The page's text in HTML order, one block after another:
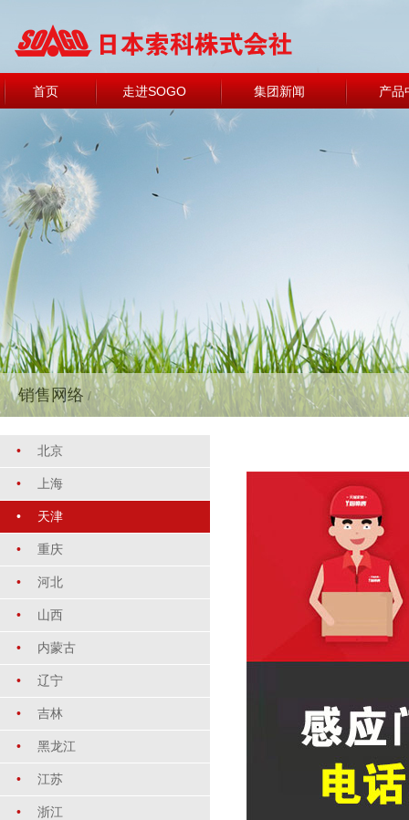
首页 走进SOGO 集团新闻 产品
销售网络 /
• 北京
• 上海
• 天津
• 重庆
• 河北
• 山西
• 内蒙古
• 辽宁
• 吉林
• 黑龙江
• 江苏
• 浙江